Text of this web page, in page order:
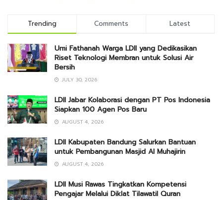
Trending Comments Latest
Umi Fathanah Warga LDII yang Dedikasikan
Riset Teknologi Membran untuk Solusi Air
Bersih
JULY 30, 2026
LDII Jabar Kolaborasi dengan PT Pos Indonesia
Siapkan 100 Agen Pos Baru
AUGUST 4, 2026
LDII Kabupaten Bandung Salurkan Bantuan
untuk Pembangunan Masjid Al Muhajirin
AUGUST 4, 2026
LDII Musi Rawas Tingkatkan Kompetensi
Pengajar Melalui Diklat Tilawatil Quran